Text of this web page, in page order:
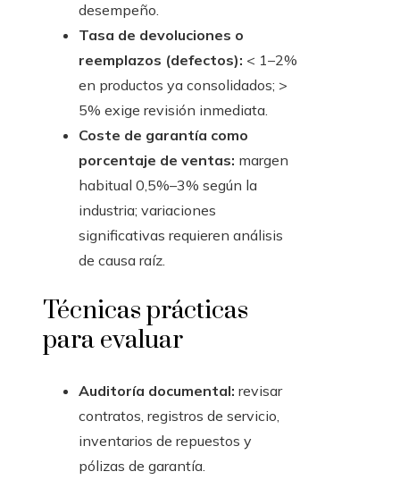
desempeño.
Tasa de devoluciones o
reemplazos (defectos): < 1–2%
en productos ya consolidados; >
5% exige revisión inmediata.
Coste de garantía como
porcentaje de ventas: margen
habitual 0,5%–3% según la
industria; variaciones
significativas requieren análisis
de causa raíz.
Técnicas prácticas
para evaluar
Auditoría documental: revisar
contratos, registros de servicio,
inventarios de repuestos y
pólizas de garantía.